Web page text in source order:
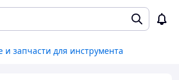
запчасти для инструмента